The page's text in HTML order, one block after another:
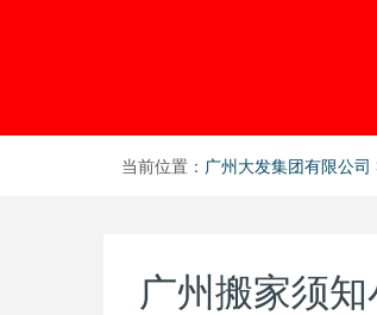
当前位置： 广州大发集团有限公司
广州搬家须